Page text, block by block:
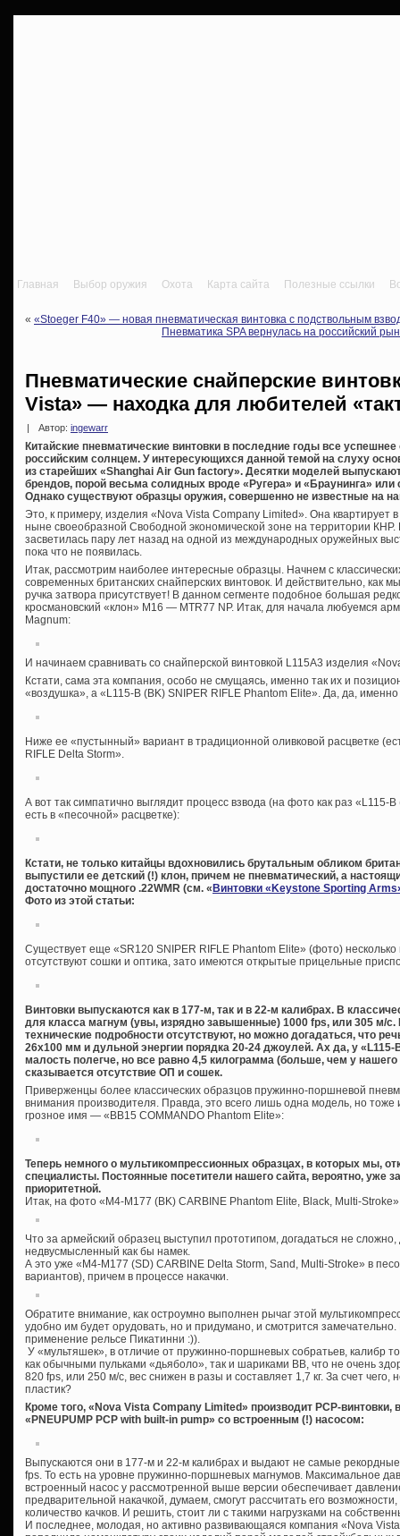
Главная Выбор оружия Охота Карта сайта Полезные ссылки
« «Stoeger F40» — новая пневматическая винтовка с подствольным
Пневматика SPA вернулась на российский
Пневматические снайперские
Vista» — находка для любителей
| Автор: ingewarr
Китайские пневматические винтовки в последние годы все
российским солнцем. У интересующихся данной темой на слуху
из старейших «Shanghai Air Gun factory». Десятки моделей
брендов, порой весьма солидных вроде «Ругера» и «Браунинга»
Однако существуют образцы оружия, совершенно не известные на
Это, к примеру, изделия «Nova Vista Company Limited». Она квартирует
ныне своеобразной Свободной экономической зоне на территории
засветилась пару лет назад на одной из международных оружейных
пока что не появилась.
Итак, рассмотрим наиболее интересные образцы. Начнем с
современных британских снайперских винтовок. И действительно, как
ручка затвора присутствует! В данном сегменте подобное большая
кросмановский «клон» М16 — MTR77 NP. Итак, для начала любуемся
Magnum:
И начинаем сравнивать со снайперской винтовкой L115A3 изделия
Кстати, сама эта компания, особо не смущаясь, именно так их и
«воздушка», а «L115-B (BK) SNIPER RIFLE Phantom Elite». Да, да,
Ниже ее «пустынный» вариант в традиционной оливковой расцветке
RIFLE Delta Storm».
А вот так симпатично выглядит процесс взвода (на фото как раз «L115-
есть в «песочной» расцветке):
Кстати, не только китайцы вдохновились брутальным обликом
выпустили ее детский (!) клон, причем не пневматический, а
достаточно мощного .22WMR (см. «Винтовки «Keystone Sporting
Фото из этой статьи:
Существует еще «SR120 SNIPER RIFLE Phantom Elite» (фото) несколько
отсутствуют сошки и оптика, зато имеются открытые прицельные
Винтовки выпускаются как в 177-м, так и в 22-м калибрах. В
для класса магнум (увы, изрядно завышенные) 1000 fps, или 305 м/
технические подробности отсутствуют, но можно догадаться, что
26х100 мм и дульной энергии порядка 20-24 джоулей. Ах да, у «L115-
малость полегче, но все равно 4,5 килограмма (больше, чем у
сказывается отсутствие ОП и сошек.
Приверженцы более классических образцов пружинно-поршневой
внимания производителя. Правда, это всего лишь одна модель, но
грозное имя — «BB15 COMMANDO Phantom Elite»:
Теперь немного о мультикомпрессионных образцах, в которых мы,
специалисты. Постоянные посетители нашего сайта, вероятно, уже
приоритетной.
Итак, на фото «M4-M177 (BK) CARBINE Phantom Elite, Black, Multi-
Что за армейский образец выступил прототипом, догадаться не
недвусмысленный как бы намек.
А это уже «M4-M177 (SD) CARBINE Delta Storm, Sand, Multi-Stroke» в
вариантов), причем в процессе накачки.
Обратите внимание, как остроумно выполнен рычаг этой
удобно им будет орудовать, но и придумано, и смотрится
применение рельсе Пикатинни :)).
У «мультяшек», в отличие от пружинно-поршневых собратьев, калибр
как обычными пульками «дьяболо», так и шариками ВВ, что не очень
820 fps, или 250 м/с, вес снижен в разы и составляет 1,7 кг. За счет
пластик?
Кроме того, «Nova Vista Company Limited» производит PCP-
«PNEUPUMP PCP with built-in pump» со встроенным (!) насосом:
Выпускаются они в 177-м и 22-м калибрах и выдают не самые
fps. То есть на уровне пружинно-поршневых магнумов. Максимальное
встроенный насос у рассмотренной выше версии обеспечивает
предварительной накачкой, думаем, смогут рассчитать его
количество качков. И решить, стоит ли с такими нагрузками на
И последнее, молодая, но активно развивающаяся компания «Nova